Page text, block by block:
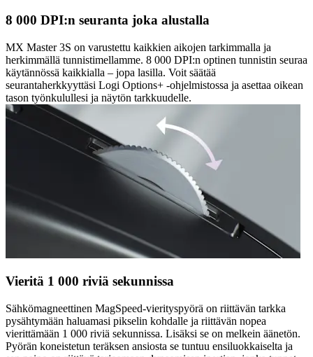
8 000 DPI:n seuranta joka alustalla
MX Master 3S on varustettu kaikkien aikojen tarkimmalla ja
herkimmällä tunnistimellamme. 8 000 DPI:n optinen tunnistin seuraa
käytännössä kaikkialla – jopa lasilla. Voit säätää
seurantaherkkyyttäsi Logi Options+ -ohjelmistossa ja asettaa oikean
tason työnkulullesi ja näytön tarkkuudelle.
Vieritä 1 000 riviä sekunnissa
Sähkömagneettinen MagSpeed-vierityspyörä on riittävän tarkka
pysähtymään haluamasi pikselin kohdalle ja riittävän nopea
vierittämään 1 000 riviä sekunnissa. Lisäksi se on melkein äänetön.
Pyörän koneistetun teräksen ansiosta se tuntuu ensiluokkaiselta ja